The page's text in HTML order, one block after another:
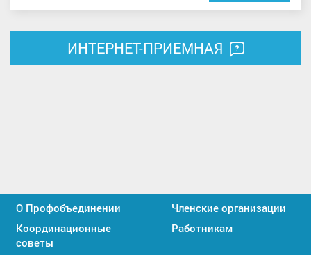
ИНТЕРНЕТ-ПРИЕМНАЯ
О Профобъединении
Членские организации
Координационные
советы
Работникам